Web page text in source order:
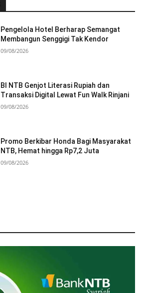
Pengelola Hotel Berharap Semangat
Membangun Senggigi Tak Kendor
09/08/2026
BI NTB Genjot Literasi Rupiah dan
Transaksi Digital Lewat Fun Walk Rinjani
09/08/2026
Promo Berkibar Honda Bagi Masyarakat
NTB, Hemat hingga Rp7,2 Juta
09/08/2026